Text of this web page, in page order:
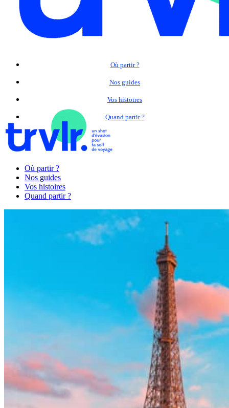
Où partir ?
Nos guides
Vos histoires
Quand partir ?
Où partir ?
Nos guides
Vos histoires
Quand partir ?